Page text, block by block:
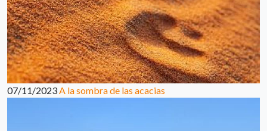
07/11/2023A la sombra de las acacias